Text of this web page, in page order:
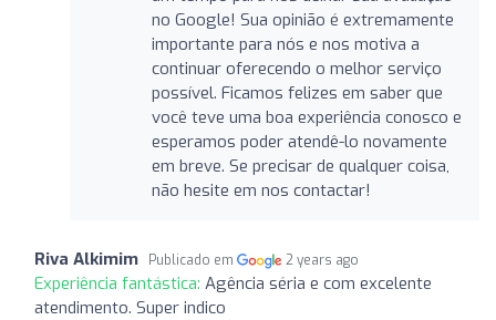
no Google! Sua opinião é extremamente
importante para nós e nos motiva a
continuar oferecendo o melhor serviço
possível. Ficamos felizes em saber que
você teve uma boa experiência conosco e
esperamos poder atendê-lo novamente
em breve. Se precisar de qualquer coisa,
não hesite em nos contactar!
Riva Alkimim Publicado em 2 years ago
Experiência fantástica: Agência séria e com excelente
atendimento. Super indico